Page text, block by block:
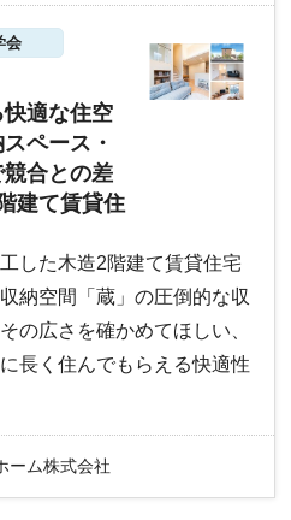
会
適な住空
ペース・
合との差
建て賃貸住
した木造2階建て賃貸住宅
納空間「蔵」の圧倒的な収
の広さを確かめてほしい、
長く住んでもらえる快適性
ーム株式会社